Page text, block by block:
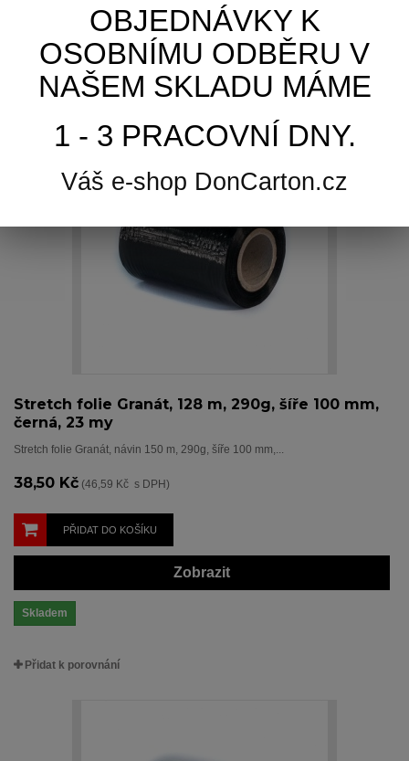
Přidat k porovnání
Stretch folie Granát, 128 m, 290g, šíře 100 mm,
černá, 23 my
Stretch folie Granát, návin 150 m, 290g, šíře 100 mm,...
38,50 Kč (46,59 Kč s DPH)
PŘIDAT DO KOŠÍKU
Zobrazit
Skladem
Přidat k porovnání
OBJEDNÁVKY K
OSOBNÍMU ODBĚRU V
NAŠEM SKLADU MÁME
1 - 3 PRACOVNÍ DNY.
Váš e-shop DonCarton.cz